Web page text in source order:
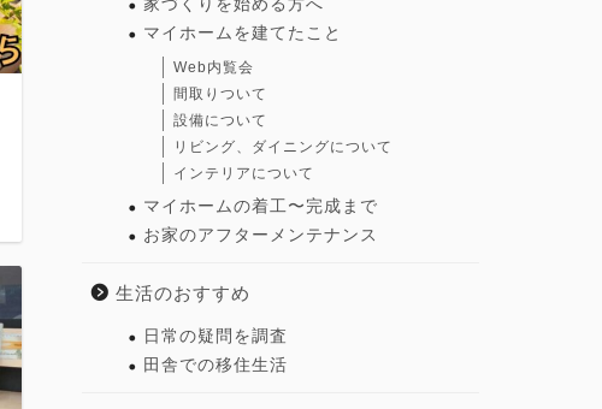
家づくりを始める方へ
マイホームを建てたこと
Web内覧会
間取りついて
設備について
リビング、ダイニングについて
インテリアについて
マイホームの着工〜完成まで
お家のアフターメンテナンス
生活のおすすめ
日常の疑問を調査
田舎での移住生活